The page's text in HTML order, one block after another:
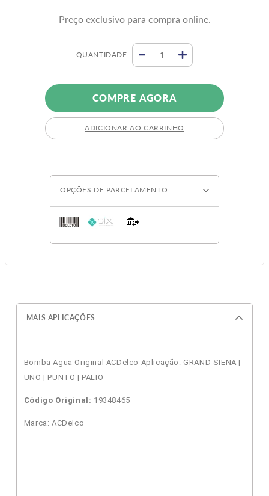
Preço exclusivo para compra online.
QUANTIDADE
COMPRE AGORA
ADICIONAR AO CARRINHO
OPÇÕES DE PARCELAMENTO
MAIS APLICAÇÕES
Bomba Agua Original ACDelco Aplicação: GRAND SIENA |
UNO | PUNTO | PALIO
Código Original: 19348465
Marca: ACDelco